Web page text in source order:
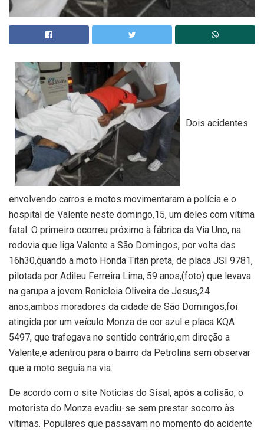
Dois acidentes
envolvendo carros e motos movimentaram a polícia e o
hospital de Valente neste domingo,15, um deles com vítima
fatal. O primeiro ocorreu próximo à fábrica da Via Uno, na
rodovia que liga Valente a São Domingos, por volta das
16h30,quando a moto Honda Titan preta, de placa JSI 9781,
pilotada por Adileu Ferreira Lima, 59 anos,(foto) que levava
na garupa a jovem Ronicleia Oliveira de Jesus,24
anos,ambos moradores da cidade de São Domingos,foi
atingida por um veículo Monza de cor azul e placa KQA
5497, que trafegava no sentido contrário,em direção a
Valente,e adentrou para o bairro da Petrolina sem observar
que a moto seguia na via.
De acordo com o site Noticias do Sisal, após a colisão, o
motorista do Monza evadiu-se sem prestar socorro às
vítimas. Populares que passavam no momento do acidente